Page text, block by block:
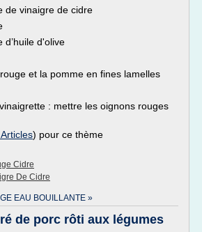
de vinaigre de cidre
d’huile d'olive
et la pomme en fines lamelles
: mettre les oignons rouges
) pour ce thème
Cidre
De Cidre
EAU BOUILLANTE »
de porc rôti aux légumes